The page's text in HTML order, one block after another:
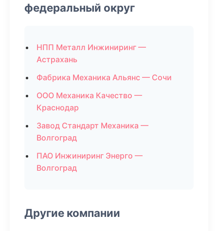
федеральный округ
НПП Металл Инжиниринг —
Астрахань
Фабрика Механика Альянс — Сочи
ООО Механика Качество —
Краснодар
Завод Стандарт Механика —
Волгоград
ПАО Инжиниринг Энерго —
Волгоград
Другие компании